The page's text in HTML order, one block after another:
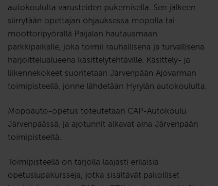
autokoululta varusteiden pukemisella. Sen jälkeen
siirrytään opettajan ohjauksessa mopolla tai
moottoripyörällä Paijalan hautausmaan
parkkipaikalle, joka toimii rauhallisena ja turvallisena
harjoittelualueena käsittelytehtäville. Käsittely- ja
liikennekokeet suoritetaan Järvenpään Ajovarman
toimipisteellä, jonne lähdetään Hyrylän autokoululta.
Mopoauto-opetus toteutetaan CAP-Autokoulu
Järvenpäässä, ja ajotunnit alkavat aina Järvenpään
toimipisteeltä.
Toimipisteellä on tarjolla laajasti erilaisia
opetuslupakursseja, jotka sisältävät pakolliset